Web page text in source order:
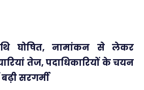
घोषित, नामांकन से लेकर
तेज, पदाधिकारियों के चयन
सरगर्मी